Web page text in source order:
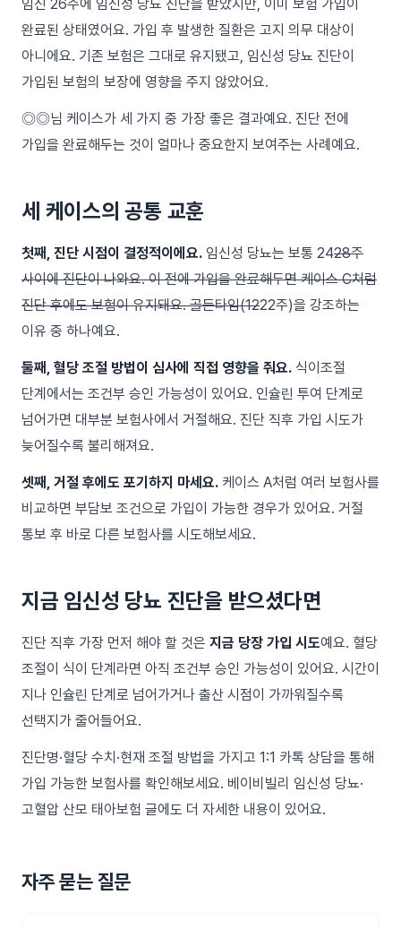
임신 26주에 임신성 당뇨 진단을 받았지만, 이미 보험 가입이
완료된 상태였어요. 가입 후 발생한 질환은 고지 의무 대상이
아니에요. 기존 보험은 그대로 유지됐고, 임신성 당뇨 진단이
가입된 보험의 보장에 영향을 주지 않았어요.
◎◎님 케이스가 세 가지 중 가장 좋은 결과예요. 진단 전에
가입을 완료해두는 것이 얼마나 중요한지 보여주는 사례예요.
세 케이스의 공통 교훈
첫째, 진단 시점이 결정적이에요. 임신성 당뇨는 보통 2428주
사이에 진단이 나와요. 이 전에 가입을 완료해두면 케이스 C처럼
진단 후에도 보험이 유지돼요. 골든타임(1222주)을 강조하는
이유 중 하나예요.
둘째, 혈당 조절 방법이 심사에 직접 영향을 줘요. 식이조절
단계에서는 조건부 승인 가능성이 있어요. 인슐린 투여 단계로
넘어가면 대부분 보험사에서 거절해요. 진단 직후 가입 시도가
늦어질수록 불리해져요.
셋째, 거절 후에도 포기하지 마세요. 케이스 A처럼 여러 보험사를
비교하면 부담보 조건으로 가입이 가능한 경우가 있어요. 거절
통보 후 바로 다른 보험사를 시도해보세요.
지금 임신성 당뇨 진단을 받으셨다면
진단 직후 가장 먼저 해야 할 것은 지금 당장 가입 시도예요. 혈당
조절이 식이 단계라면 아직 조건부 승인 가능성이 있어요. 시간이
지나 인슐린 단계로 넘어가거나 출산 시점이 가까워질수록
선택지가 줄어들어요.
진단명·혈당 수치·현재 조절 방법을 가지고 1:1 카톡 상담을 통해
가입 가능한 보험사를 확인해보세요. 베이비빌리 임신성 당뇨·
고혈압 산모 태아보험 글에도 더 자세한 내용이 있어요.
자주 묻는 질문